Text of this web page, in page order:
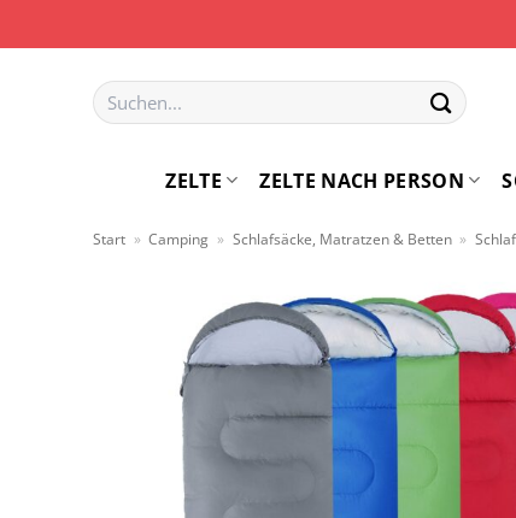
Inhalt
Suchen
nach:
ZELTE ZELTE NACH PERSON
Start » Camping » Schlafsäcke, Matratzen & Betten »